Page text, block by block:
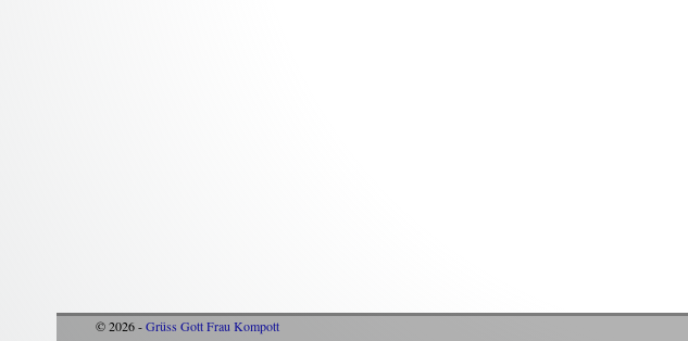
© 2026 -Grüss Gott Frau Kompott